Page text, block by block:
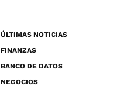
ÚLTIMAS NOTICIAS
FINANZAS
BANCO DE DATOS
NEGOCIOS